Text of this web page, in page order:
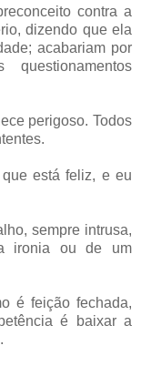
contra a
dizendo que ela
acabariam por
perigoso. Todos
está feliz, e eu
sempre intrusa,
ironia ou de um
é feição fechada,
é baixar a